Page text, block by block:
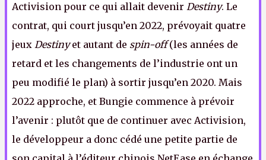
Activision pour ce qui allait devenir Destiny. Le
contrat, qui court jusqu’en 2022, prévoyait quatre
jeux Destinyet autant de spin-off(les années de
retard et les changements de l’industrie ont un
peu modifié le plan) à sortir jusqu’en 2020. Mais
2022 approche, et Bungie commence à prévoir
l’avenir : plutôt que de continuer avec Activision,
le développeur a donc cédé une petite partie de